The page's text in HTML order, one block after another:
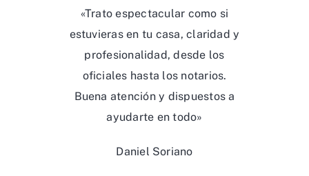
«Trato espectacular como si
estuvieras en tu casa, claridad y
profesionalidad, desde los
oficiales hasta los notarios.
Buena atención y dispuestos a
ayudarte en todo»
Daniel Soriano